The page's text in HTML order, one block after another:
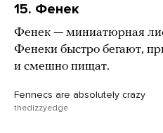
15. Фенек
Фенек — миниатюрная
Фенеки быстро бегают,
и смешно пищат.
Fennecs are absolutely crazy
thedizzyedge